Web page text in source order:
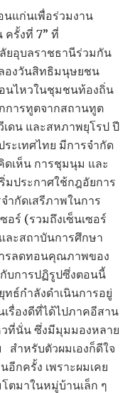
นแก่นเพื่อร่วมงาน
ครั้งที่ 7” ที่
ยอุบลราชธานีร่วมกัน
องวันสิทธิมนุษยชน
นไหวในชุมชนท้องถิ่น
การทูตจากสถานทูต
ดน และสหภาพยุโรป ปี
ะเทศไทย มีการจำกัด
ดเห็น การชุมนุม และ
ประกาศใช้กฎอัยการ
กัดเสรีภาพในการ
อร์ (รวมถึงเซ็นเซอร์
ละสถาบันการศึกษา
รลดทอนคุณภาพของ
กับการปฏิรูปซึ่งตอนนี้
ธ์กำลังดำเนินการอยู่
รื่องดีที่ได้ไปภาคอีสาน
ที่นั่น ซึ่งมีมุมมองหลาย
สำหรับตัวผมเองก็ดีใจ
กครั้ง เพราะผมเคย
ตมาในหมู่บ้านเล็ก ๆ